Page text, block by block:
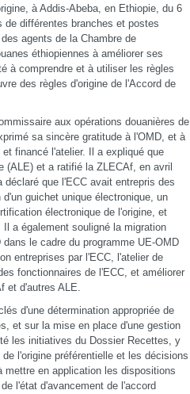
à Addis-Abeba, en Ethiopie, du 6
différentes branches et postes
agents de la Chambre de
éthiopiennes à améliorer ses
à comprendre et à utiliser les règles
des règles d'origine de l'Accord de
aux opérations douanières de
sa sincère gratitude à l'OMD, et à
financé l'atelier. Il a expliqué que
(ALE) et a ratifié la ZLECAf, en avril
que l'ECC avait entrepris des
guichet unique électronique, un
électronique de l'origine, et
a également souligné la migration
le cadre du programme UE-OMD
entreprises par l'ECC, l'atelier de
fonctionnaires de l'ECC, et améliorer
et d'autres ALE.
d'une détermination appropriée de
et sur la mise en place d'une gestion
les initiatives du Dossier Recettes, y
l'origine préférentielle et les décisions
en application les dispositions
l'état d'avancement de l'accord